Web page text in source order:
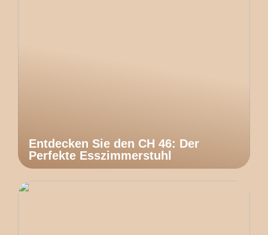
Entdecken Sie den CH 46: Der
Perfekte Esszimmerstuhl